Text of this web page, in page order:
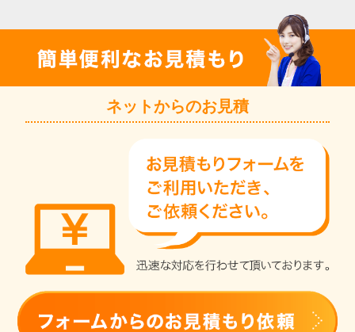
ネットからのお見積